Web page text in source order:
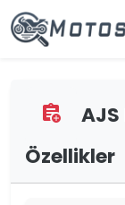
assignment_add
Özellikler